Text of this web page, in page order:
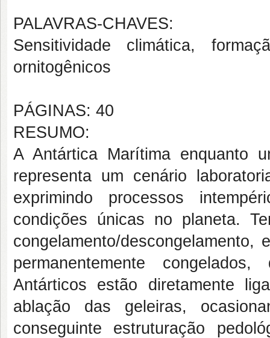
PALAVRAS-CHAVES:
Sensitividade climática,
ornitogênicos
PÁGINAS: 40
RESUMO:
A Antártica Marítima enquanto
representa um cenário
exprimindo processos
condições únicas no planeta.
congelamento/
permanentemente
Antárticos estão diretamente
ablação das geleiras,
conseguinte estruturação